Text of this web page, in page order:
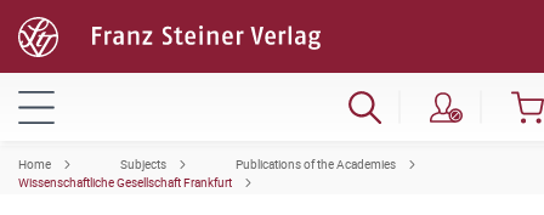
Home Subjects
Publications of the Academies
Wissenschaftliche Gesellschaft Frankfurt